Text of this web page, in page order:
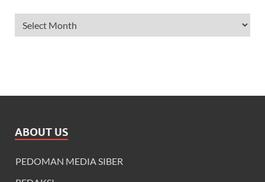
ABOUT US
PEDOMAN MEDIA SIBER